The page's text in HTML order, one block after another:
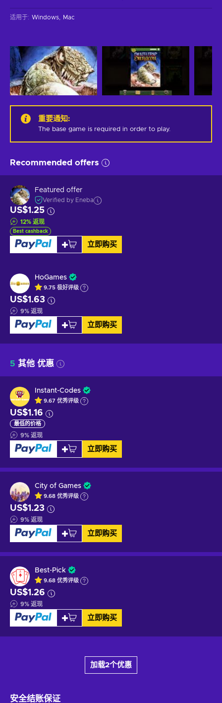
适用于: Windows Mac
重要通知:
The base game is required in order to play.
Recommended offers
Featured offer
Verified by Eneba
US$1.25
12% 返现
Best cashback
立即购买
HoGames
9.75 极好评级
US$1.63
9% 返现
立即购买
5 其他 优惠
Instant-Codes
9.67 优秀评级
US$1.16
最低的价格
9% 返现
立即购买
City of Games
9.68 优秀评级
US$1.23
9% 返现
立即购买
Best-Pick
9.68 优秀评级
US$1.26
9% 返现
立即购买
加载2个优惠
安全结账保证